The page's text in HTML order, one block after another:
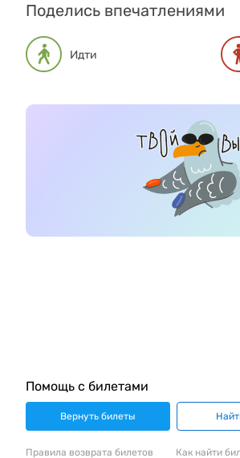
Поделись впечатлениями
Идти
Помощь с билетами
Вернуть билеты
Правила возврата билетов Как найти